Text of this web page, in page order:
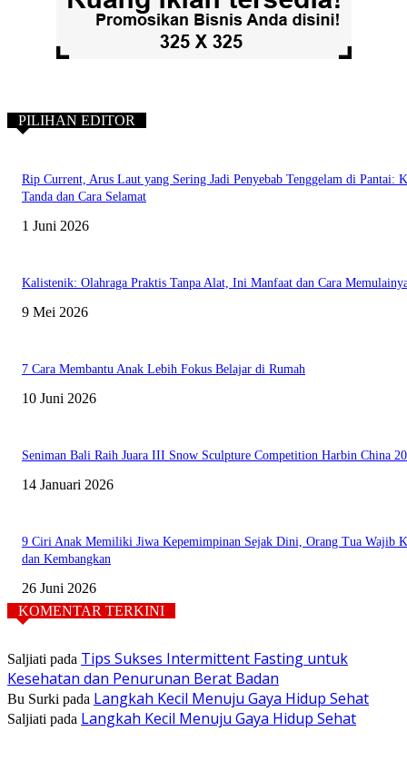
PILIHAN EDITOR
Rip Current, Arus Laut yang Sering Jadi Penyebab Tenggelam di Pantai:
Tanda dan Cara Selamat
1 Juni 2026
Kalistenik: Olahraga Praktis Tanpa Alat, Ini Manfaat dan Cara
9 Mei 2026
7 Cara Membantu Anak Lebih Fokus Belajar di Rumah
10 Juni 2026
Seniman Bali Raih Juara III Snow Sculpture Competition Harbin China
14 Januari 2026
9 Ciri Anak Memiliki Jiwa Kepemimpinan Sejak Dini, Orang Tua Wajib
dan Kembangkan
26 Juni 2026
KOMENTAR TERKINI
Saljiati pada Tips Sukses Intermittent Fasting untuk
Kesehatan dan Penurunan Berat Badan
Bu Surki pada Langkah Kecil Menuju Gaya Hidup Sehat
Saljiati pada Langkah Kecil Menuju Gaya Hidup Sehat